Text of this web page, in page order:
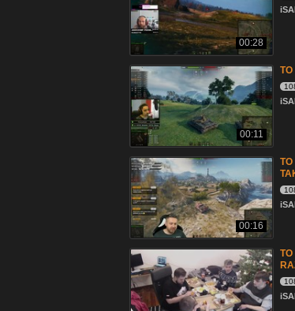
00:28
00:11
00:16
TO
TO